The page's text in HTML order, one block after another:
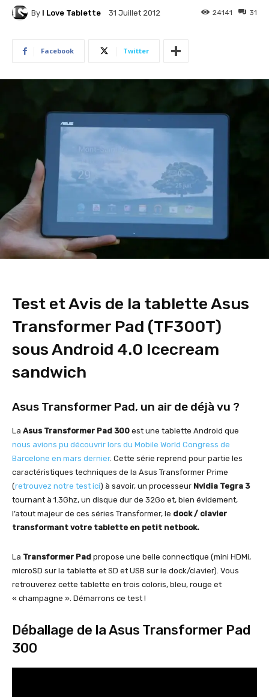
By I Love Tablette 31 Juillet 2012 31
24141
Facebook Twitter
Test et Avis de la tablette Asus
Transformer Pad (TF300T)
sous Android 4.0 Icecream
sandwich
Asus Transformer Pad, un air de déjà vu ?
La Asus Transformer Pad 300 est une tablette Android que
nous avions pu découvrir lors du Mobile World Congress de
Barcelone en mars dernier. Cette série reprend pour partie les
caractéristiques techniques de la Asus Transformer Prime
(retrouvez notre test ici) à savoir, un processeur Nvidia Tegra 3
tournant à 1.3Ghz, un disque dur de 32Go et, bien évidement,
l’atout majeur de ces séries Transformer, le dock / clavier
transformant votre tablette en petit netbook.
La Transformer Pad propose une belle connectique (mini HDMi,
microSD sur la tablette et SD et USB sur le dock/clavier). Vous
retrouverez cette tablette en trois coloris, bleu, rouge et
« champagne ». Démarrons ce test !
Déballage de la Asus Transformer Pad
300